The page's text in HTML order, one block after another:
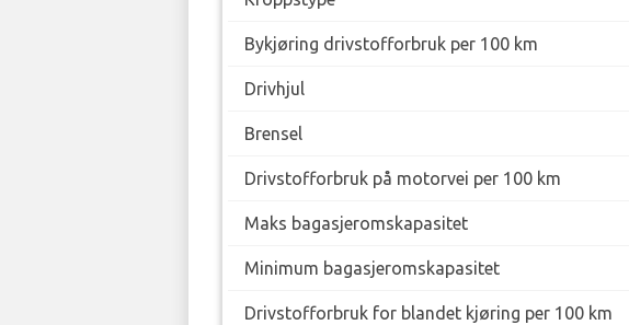
Bykjøring drivstofforbruk per 100 km
Drivhjul
Brensel
Drivstofforbruk på motorvei per 100 km
Maks bagasjeromskapasitet
Minimum bagasjeromskapasitet
Drivstofforbruk for blandet kjøring per 100 km